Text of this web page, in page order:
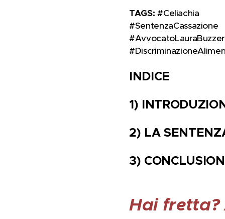
TAGS:#Celiachia
INDICE
1)
2) LA
3)
Hai